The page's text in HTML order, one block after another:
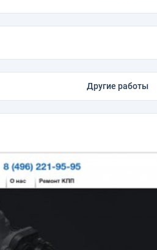
Другие работы